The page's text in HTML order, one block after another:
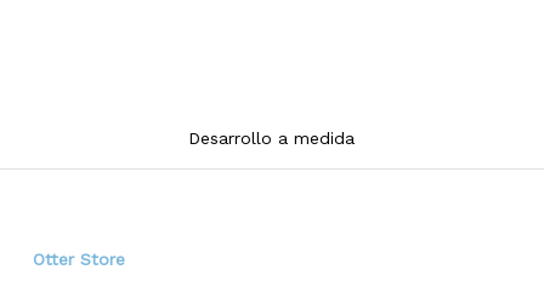
Desarrollo a medida
Otter Store